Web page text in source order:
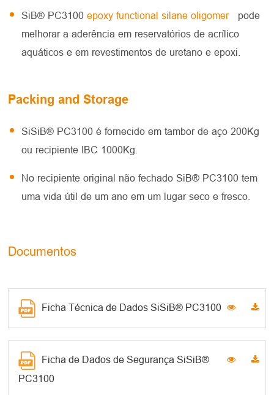
SiB® PC3100epoxy functional silane oligomer
pode
melhorar a aderência em reservatórios de acrílico
aquáticos e em revestimentos de uretano e epoxi.
Packing and Storage
SiSiB® PC3100 é fornecido em tambor de aço 200Kg
ou recipiente IBC 1000Kg.
No recipiente original não fechado SiB® PC3100 tem
uma vida útil de um ano em um lugar seco e fresco.
Documentos
Ficha Técnica de Dados SiSiB® PC3100
Ficha de Dados de Segurança SiSiB®
PC3100